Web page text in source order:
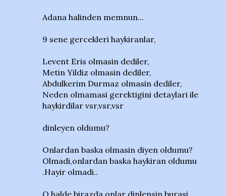
Adana halinden memnun...
9 sene gercekleri haykiranlar,
Levent Eris olmasin dediler,
Metin Yildiz olmasin dediler,
Abdulkerim Durmaz olmasin dediler,
Neden olmamasi gerektigini detaylari ile
haykirdilar vsr,vsr,vsr
dinleyen oldumu?
Onlardan baska olmasin diyen oldumu?
Olmadi,onlardan baska haykiran oldumu
.Hayir olmadi..
O halde birazda onlar dinlensin,burasi